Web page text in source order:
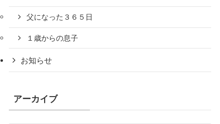
父になった３６５日
１歳からの息子
お知らせ
アーカイブ